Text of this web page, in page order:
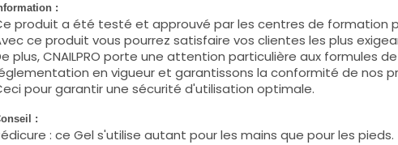
:
produit a été testé et approuvé par les centres de formation
ce produit vous pourrez satisfaire vos clientes les plus
plus, CNAILPRO porte une attention particulière aux formules
en vigueur et garantissons la conformité de nos
pour garantir une sécurité d'utilisation optimale.
:
: ce Gel s'utilise autant pour les mains que pour les pieds.